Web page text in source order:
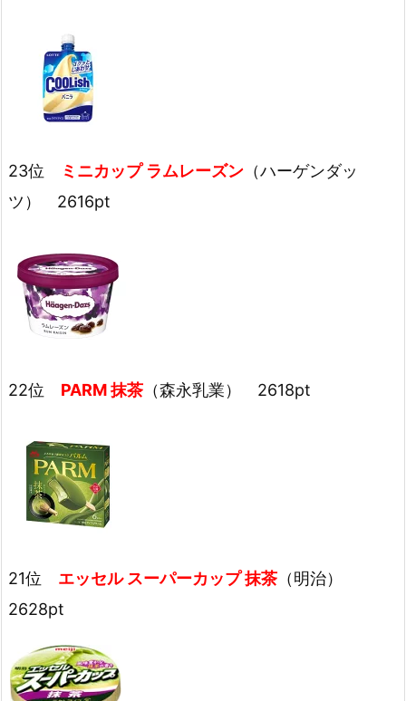
23位 ミニカップ ラムレーズン （ハーゲンダッ
ツ） 2616pt
22位 PARM 抹茶 （森永乳業） 2618pt
21位 エッセル スーパーカップ 抹茶 （明治）
2628pt